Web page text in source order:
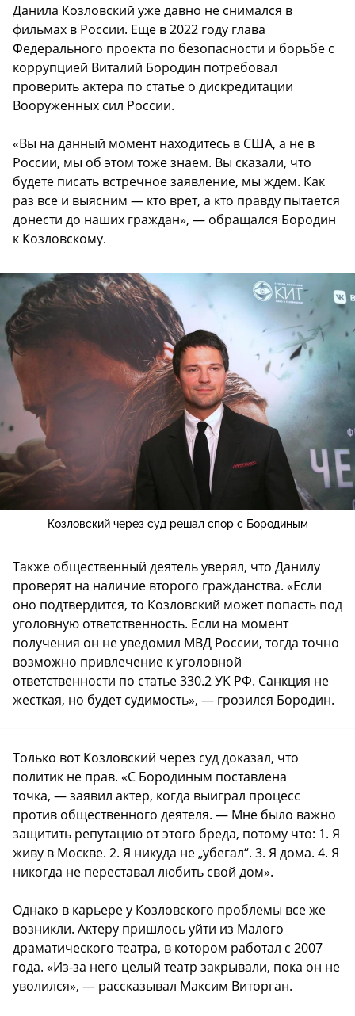
Данила Козловский уже давно не снимался в
фильмах в России. Еще в 2022 году глава
Федерального проекта по безопасности и борьбе с
коррупцией Виталий Бородин потребовал
проверить актера по статье о дискредитации
Вооруженных сил России.
«Вы на данный момент находитесь в США, а не в
России, мы об этом тоже знаем. Вы сказали, что
будете писать встречное заявление, мы ждем. Как
раз все и выясним — кто врет, а кто правду пытается
донести до наших граждан», — обращался Бородин
к Козловскому.
Козловский через суд решал спор с Бородиным
Также общественный деятель уверял, что Данилу
проверят на наличие второго гражданства. «Если
оно подтвердится, то Козловский может попасть под
уголовную ответственность. Если на момент
получения он не уведомил МВД России, тогда точно
возможно привлечение к уголовной
ответственности по статье 330.2 УК РФ. Санкция не
жесткая, но будет судимость», — грозился Бородин.
Только вот Козловский через суд доказал, что
политик не прав. «С Бородиным поставлена
точка, — заявил актер, когда выиграл процесс
против общественного деятеля. — Мне было важно
защитить репутацию от этого бреда, потому что: 1. Я
живу в Москве. 2. Я никуда не „убегал“. 3. Я дома. 4. Я
никогда не переставал любить свой дом».
Однако в карьере у Козловского проблемы все же
возникли. Актеру пришлось уйти из Малого
драматического театра, в котором работал с 2007
года. «Из-за него целый театр закрывали, пока он не
уволился», — рассказывал Максим Виторган.